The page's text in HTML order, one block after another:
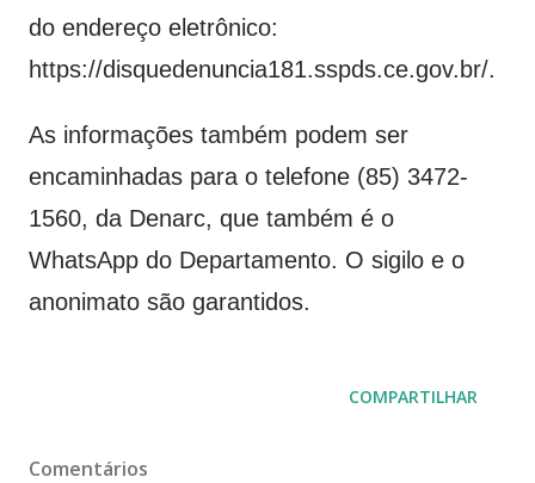
do endereço eletrônico:
https://disquedenuncia181.sspds.ce.gov.br/.
As informações também podem ser
encaminhadas para o telefone (85) 3472-
1560, da Denarc, que também é o
WhatsApp do Departamento. O sigilo e o
anonimato são garantidos.
COMPARTILHAR
Comentários